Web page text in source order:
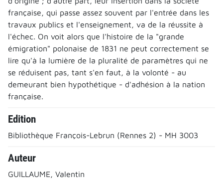
française, qui passe assez souvent par l'entrée dans les
travaux publics et l'enseignement, va de la réussite à
l'échec. On voit alors que l'histoire de la "grande
émigration" polonaise de 1831 ne peut correctement se
lire qu'à la lumière de la pluralité de paramètres qui ne
se réduisent pas, tant s'en faut, à la volonté - au
demeurant bien hypothétique - d'adhésion à la nation
française.
Edition
Bibliothèque François-Lebrun (Rennes 2) - MH 3003
Auteur
GUILLAUME, Valentin